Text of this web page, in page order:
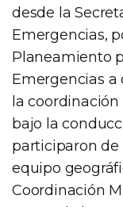
desde la
Emergencias,
Planeamiento
Emergencias a
la
bajo la
participaron de
equipo
Coordinación